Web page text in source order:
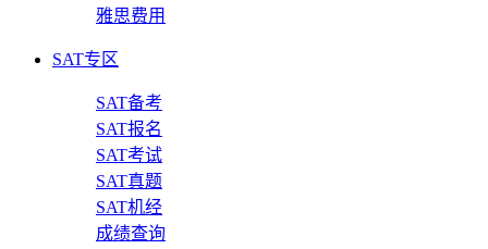
雅思费用
SAT专区
SAT备考
SAT报名
SAT考试
SAT真题
SAT机经
成绩查询